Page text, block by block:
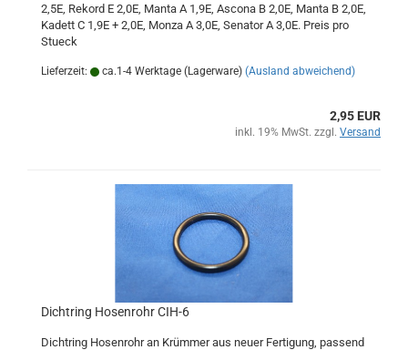
2,5E, Rekord E 2,0E, Manta A 1,9E, Ascona B 2,0E, Manta B 2,0E,
Kadett C 1,9E + 2,0E, Monza A 3,0E, Senator A 3,0E. Preis pro
Stueck
Lieferzeit: ca.1-4 Werktage (Lagerware) (Ausland abweichend)
2,95 EUR
inkl. 19% MwSt. zzgl. Versand
Dichtring Hosenrohr CIH-6
Dichtring Hosenrohr an Krümmer aus neuer Fertigung, passend